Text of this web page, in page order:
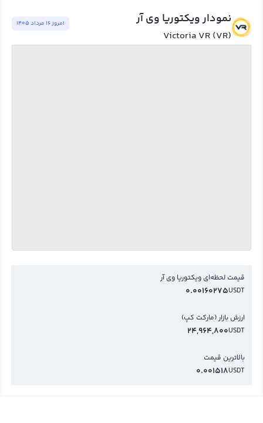
نمودار ویکتوریا وی آر
Victoria VR (VR)
امروز ١٦ مرداد ١٤٠٥
قیمت لحظه‌ای ویکتوریا وی آر
USDT
0.00160275
ارزش بازار (مارکت کپ)
USDT
24,964,800
بالاترین قیمت
USDT
0.001518